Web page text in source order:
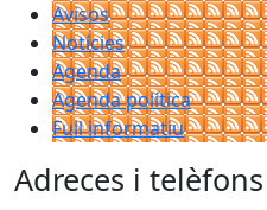
Avisos
Notícies
Agenda
Agenda política
Full informatiu
Adreces i telèfons